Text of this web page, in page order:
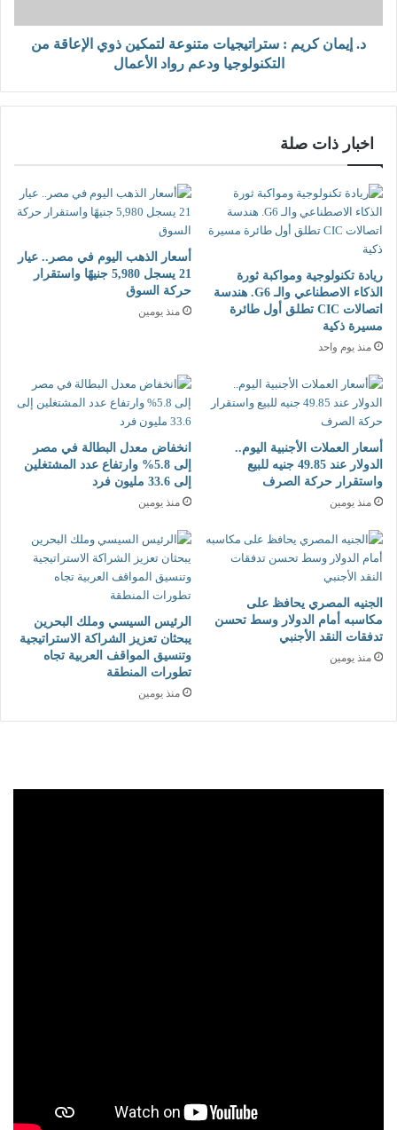
د. إيمان كريم : ستراتيجيات متنوعة لتمكين ذوي الإعاقة من
التكنولوجيا ودعم رواد الأعمال
اخبار ذات صلة
ريادة تكنولوجية ومواكبة ثورة
الذكاء الاصطناعي والـ G6. هندسة
اتصالات CIC تطلق أول طائرة
مسيرة ذكية
منذ يوم واحد
أسعار الذهب اليوم في مصر.. عيار
21 يسجل 5,980 جنيهًا واستقرار
حركة السوق
منذ يومين
أسعار العملات الأجنبية اليوم..
الدولار عند 49.85 جنيه للبيع
واستقرار حركة الصرف
منذ يومين
انخفاض معدل البطالة في مصر
إلى 5.8% وارتفاع عدد المشتغلين
إلى 33.6 مليون فرد
منذ يومين
الجنيه المصري يحافظ على
مكاسبه أمام الدولار وسط تحسن
تدفقات النقد الأجنبي
منذ يومين
الرئيس السيسي وملك البحرين
يبحثان تعزيز الشراكة الاستراتيجية
وتنسيق المواقف العربية تجاه
تطورات المنطقة
منذ يومين